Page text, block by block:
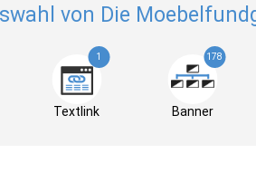
von Die
1
Textlink
178
Banner